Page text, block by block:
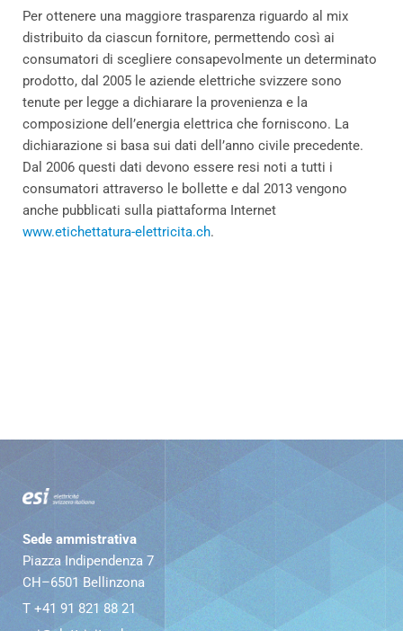
Per ottenere una maggiore trasparenza riguardo al mix
distribuito da ciascun fornitore, permettendo così ai
consumatori di scegliere consapevolmente un determinato
prodotto, dal 2005 le aziende elettriche svizzere sono
tenute per legge a dichiarare la provenienza e la
composizione dell’energia elettrica che forniscono. La
dichiarazione si basa sui dati dell’anno civile precedente.
Dal 2006 questi dati devono essere resi noti a tutti i
consumatori attraverso le bollette e dal 2013 vengono
anche pubblicati sulla piattaforma Internet
www.etichettatura-elettricita.ch.
Sede ammistrativa
Piazza Indipendenza 7
CH–6501 Bellinzona
T +41 91 821 88 21